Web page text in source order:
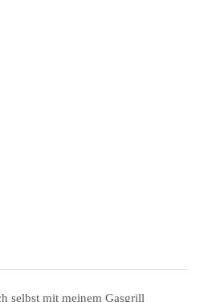
selbst mit meinem Gasgrill